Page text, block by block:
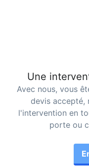
Une
Avec nous, vous
devis accepté,
l'intervention en
porte ou